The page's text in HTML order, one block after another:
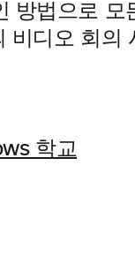
방법으로 모
비디오 회의